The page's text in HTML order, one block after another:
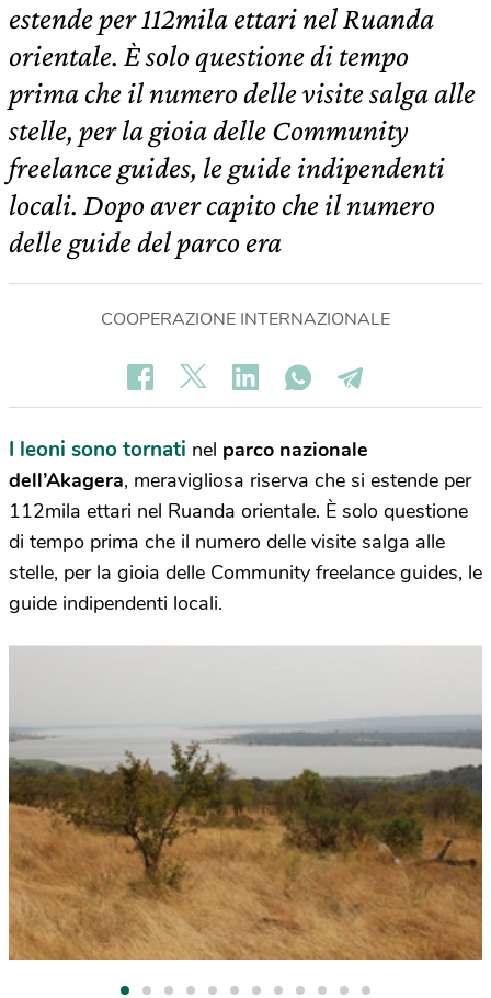
estende per 112mila ettari nel Ruanda
orientale. È solo questione di tempo
prima che il numero delle visite salga alle
stelle, per la gioia delle Community
freelance guides, le guide indipendenti
locali. Dopo aver capito che il numero
delle guide del parco era
COOPERAZIONE INTERNAZIONALE
I leoni sono tornati nel parco nazionale
dell’Akagera, meravigliosa riserva che si estende per
112mila ettari nel Ruanda orientale. È solo questione
di tempo prima che il numero delle visite salga alle
stelle, per la gioia delle Community freelance guides, le
guide indipendenti locali.